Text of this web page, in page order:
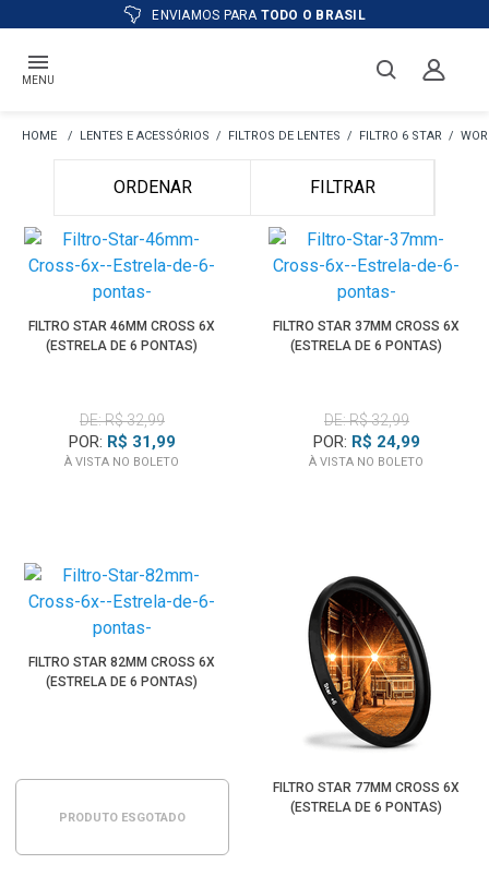
TODO O BRASIL
MENU
LENTES E ACESSÓRIOS FILTROS DE LENTES FILTRO 6 STAR
ORDENAR FILTRAR
FILTRO STAR 46MM CROSS 6X
(ESTRELA DE 6 PONTAS)
DE: R$ 32,99
POR: R$ 31,99
À VISTA NO BOLETO
FILTRO STAR 37MM CROSS 6X
(ESTRELA DE 6 PONTAS)
DE: R$ 32,99
POR: R$ 24,99
À VISTA NO BOLETO
FILTRO STAR 82MM CROSS 6X
(ESTRELA DE 6 PONTAS)
PRODUTO ESGOTADO
FILTRO STAR 77MM CROSS 6X
(ESTRELA DE 6 PONTAS)